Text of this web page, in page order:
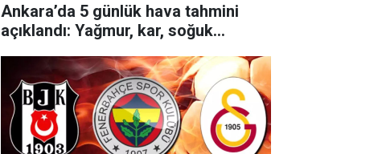
Ankara’da 5 günlük hava tahmini
açıklandı: Yağmur, kar, soğuk…